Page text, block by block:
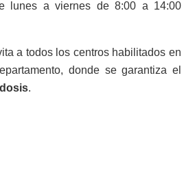
lunes a viernes de 8:00 a 14:00
a todos los centros habilitados en
donde se garantiza el
.